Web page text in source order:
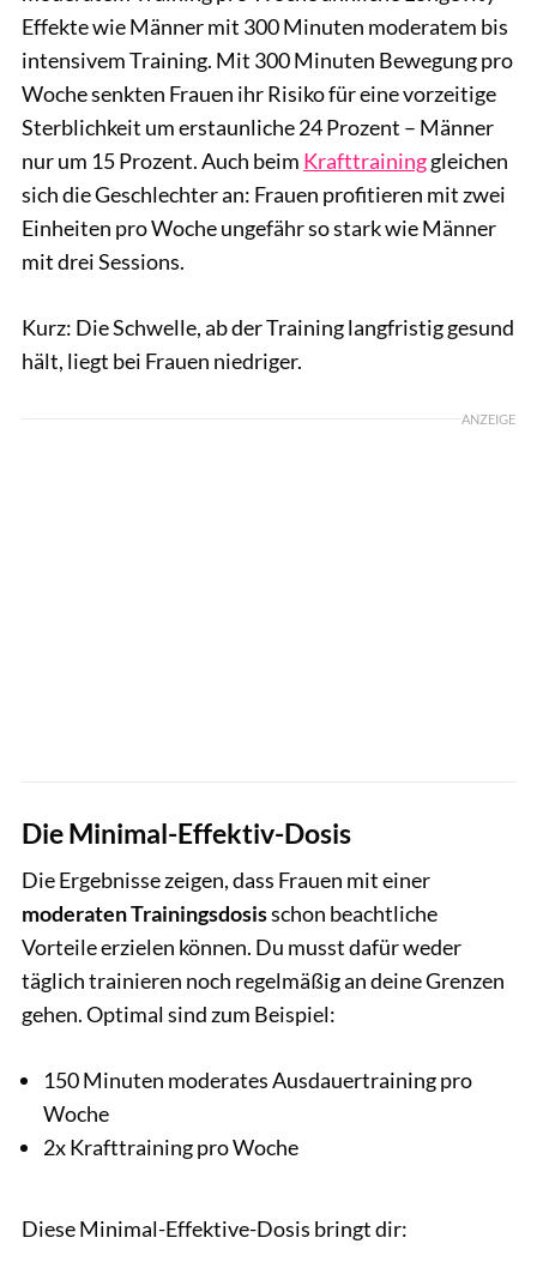
Effekte wie Männer mit 300 Minuten moderatem bis
intensivem Training. Mit 300 Minuten Bewegung pro
Woche senkten Frauen ihr Risiko für eine vorzeitige
Sterblichkeit um erstaunliche 24 Prozent – Männer
nur um 15 Prozent. Auch beim Krafttraininggleichen
sich die Geschlechter an: Frauen profitieren mit zwei
Einheiten pro Woche ungefähr so stark wie Männer
mit drei Sessions.
Kurz: Die Schwelle, ab der Training langfristig gesund
hält, liegt bei Frauen niedriger.
ANZEIGE
Die Minimal-Effektiv-Dosis
Die Ergebnisse zeigen, dass Frauen mit einer
moderaten Trainingsdosisschon beachtliche
Vorteile erzielen können. Du musst dafür weder
täglich trainieren noch regelmäßig an deine Grenzen
gehen. Optimal sind zum Beispiel:
150 Minuten moderates Ausdauertraining pro
Woche
2x Krafttraining pro Woche
Diese Minimal-Effektive-Dosis bringt dir: